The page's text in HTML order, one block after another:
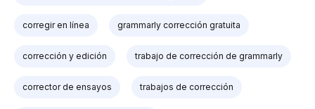
corregir en línea grammarly corrección gratuita
corrección y edición trabajo de corrección de grammarly
corrector de ensayos trabajos de corrección